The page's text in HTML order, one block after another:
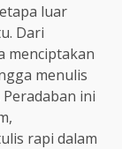
luar
Dari
menciptakan
menulis
ini
rapi dalam